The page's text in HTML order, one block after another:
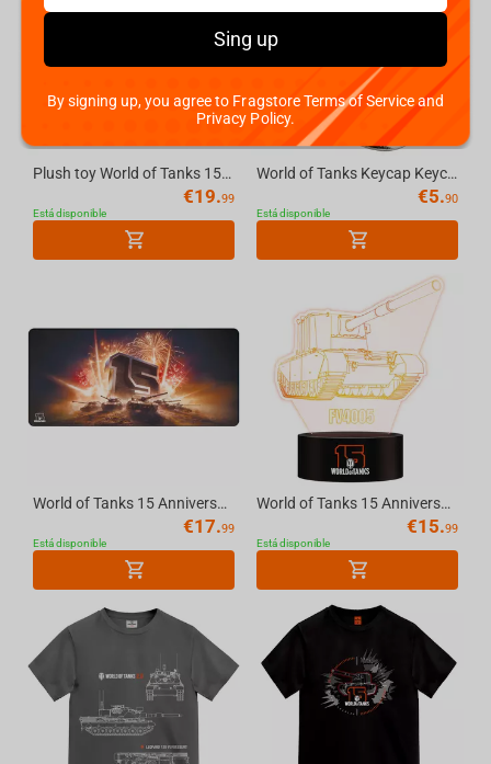
Plush toy World of Tanks 15 Anniversary FV4005 STAGE II, 33 cm
€19.99
Está disponible
World of Tanks Keycap Keychain, with RGB backlit
€5.90
Está disponible
World of Tanks 15 Anniversary Mousepad, XL
€17.99
Está disponible
World of Tanks 15 Anniversary Acrylic Lamp
€15.99
Está disponible
Sing up
By signing up, you agree to Fragstore Terms of Service and
Privacy Policy.